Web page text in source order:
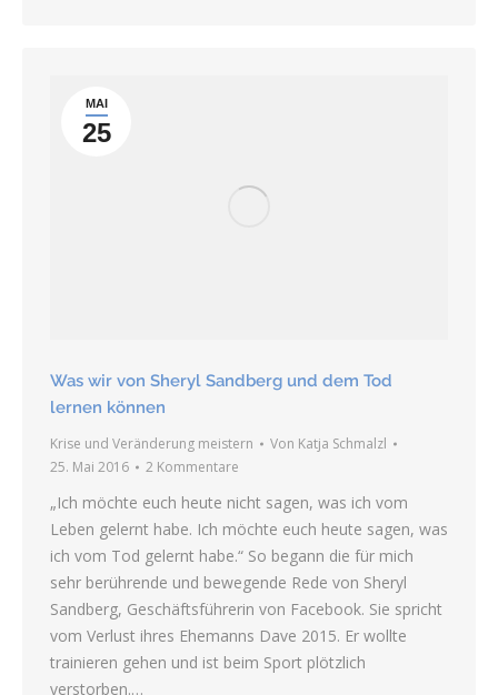
MAI
25
Was wir von Sheryl Sandberg und dem Tod
lernen können
Krise und Veränderung meistern Von Katja Schmalzl
25. Mai 2016
2 Kommentare
„Ich möchte euch heute nicht sagen, was ich vom
Leben gelernt habe. Ich möchte euch heute sagen, was
ich vom Tod gelernt habe.“ So begann die für mich
sehr berührende und bewegende Rede von Sheryl
Sandberg, Geschäftsführerin von Facebook. Sie spricht
vom Verlust ihres Ehemanns Dave 2015. Er wollte
trainieren gehen und ist beim Sport plötzlich
verstorben.…